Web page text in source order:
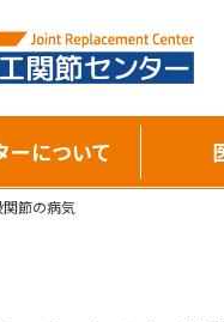
ーについて
節の病気